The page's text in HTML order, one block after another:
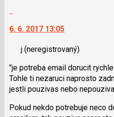
následující
P
předchozí
nový
názor
další
názor.
navigaci
lze
použít
i
klávesy
6. 6. 2017 13:05
j (neregistrovaný)
"je potreba email dorucit
Tohle ti nezaruci naprosto
jestli pouzivas nebo
Pokud nekdo potrebuje neco